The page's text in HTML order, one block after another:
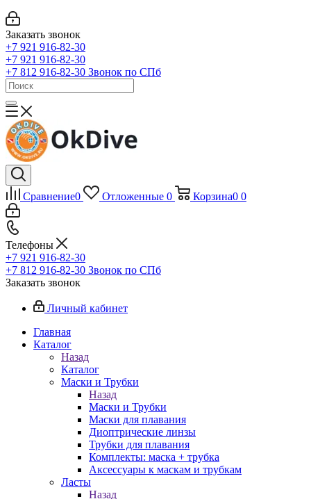
Заказать звонок
+7 921 916-82-30
+7 921 916-82-30
+7 812 916-82-30 Звонок по СПб
Сравнение0 Отложенные 0 Корзина0 0
Телефоны
+7 921 916-82-30
+7 812 916-82-30 Звонок по СПб
Заказать звонок
Личный кабинет
Главная
Каталог
Назад
Каталог
Маски и Трубки
Назад
Маски и Трубки
Маски для плавания
Диоптрические линзы
Трубки для плавания
Комплекты: маска + трубка
Аксессуары к маскам и трубкам
Ласты
Назад